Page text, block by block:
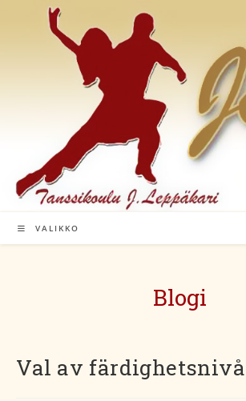
VALIKKO
Blogi
Val av färdighetsnivå